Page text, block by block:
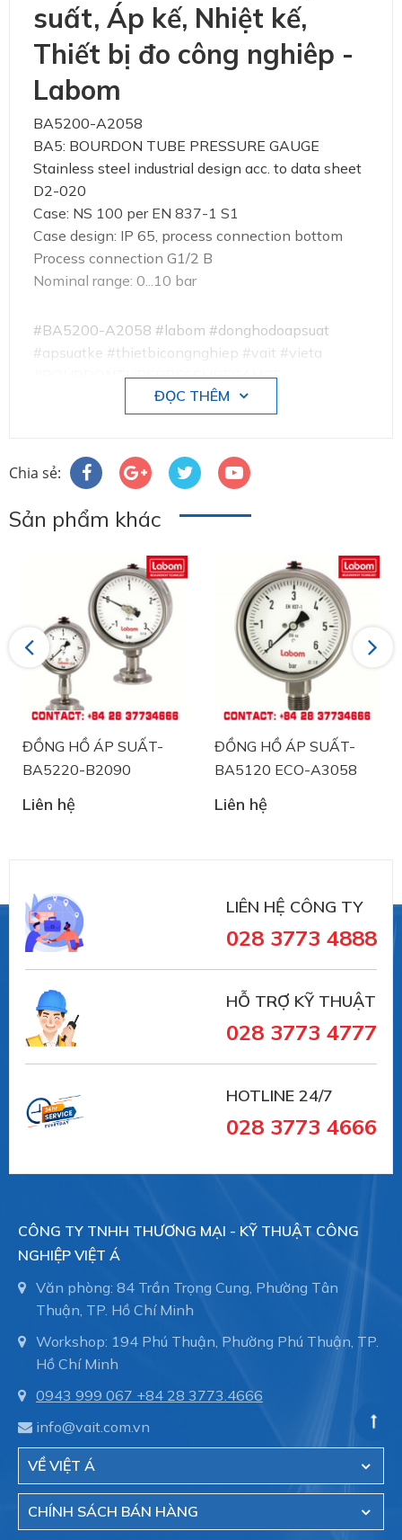
suất, Áp kế, Nhiệt kế,
Thiết bị đo công nghiêp -
Labom
BA5200-A2058
BA5: BOURDON TUBE PRESSURE GAUGE
Stainless steel industrial design acc. to data sheet
D2-020
Case: NS 100 per EN 837-1 S1
Case design: IP 65, process connection bottom
Process connection G1/2 B
Nominal range: 0...10 bar
#BA5200-A2058 #labom #donghodoapsuat
#apsuatke #thietbicongnghiep #vait #vieta
#BOURDONTUBEPRESSUREGAUGE
đo công nghiệp tại Đức .
Việt Á đã tin chọn phân phối sản phẩm
Labom tại Việt Nam trong lĩnh vực đo
lương, kiểm soát áp suất như:
+ Đồng hồ đo áp suất
+ Đồng hồ đo nhiệt độ
+ Thiết bị đo công nghiệp
Chuyên dụng cho các ngành công nghiệp:
Công nghiệp chế biến:
Công nghiệp dược phẩm / Công nghệ sinh học
Máy móc và Kỹ thuật Nhà máy:
Máy móc / Ô tô
Đóng tàu và thiết bị hàng hải
- Đo áp suất điện tử (
Electronic pressure
measurement)
Type series PASCAL Ci4 series - multifunctional
TYPE SERIES CI4110
TYPE SERIES CI4300
TYPE SERIES CI4330
TYPE SERIES CI4350
Type series PASCAL CV4 series - compact
TYPE SERIES CV4100
TYPE SERIES CV4110
TYPE SERIES CV4300
Type series PASCAL CS series - hygienic
TYPE SERIES CS2100
ĐỌC THÊM
Chia sẻ:
Sản phẩm khác
Previous
ĐỒNG HỒ ÁP SUẤT-
BA5220-B2090
Liên hệ
ĐỒNG HỒ ÁP SUẤT-
BA5120 ECO-A3058
Liên hệ
Next
LIÊN HỆ CÔNG TY
028 3773 4888
HỖ TRỢ KỸ THUẬT
028 3773 4777
HOTLINE 24/7
028 3773 4666
CÔNG TY TNHH THƯƠNG MẠI - KỸ THUẬT CÔNG
NGHIỆP VIỆT Á
Văn phòng: 84 Trần Trọng Cung, Phường Tân
Thuận, TP. Hồ Chí Minh
Workshop: 194 Phú Thuận, Phường Phú Thuận, TP.
Hồ Chí Minh
0943 999 067 +84 28 3773.4666
info@vait.com.vn
VỀ VIỆT Á
CHÍNH SÁCH BÁN HÀNG